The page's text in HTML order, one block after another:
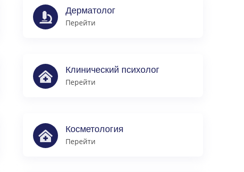
Дерматолог
Перейти
Клинический психолог
Перейти
Косметология
Перейти